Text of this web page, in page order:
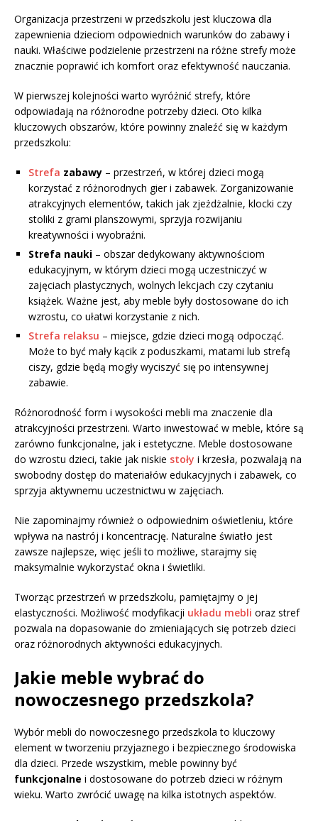
Organizacja przestrzeni w przedszkolu jest kluczowa dla
zapewnienia dzieciom odpowiednich warunków do zabawy i
nauki. Właściwe podzielenie przestrzeni na różne strefy może
znacznie poprawić ich komfort oraz efektywność nauczania.
W pierwszej kolejności warto wyróżnić strefy, które
odpowiadają na różnorodne potrzeby dzieci. Oto kilka
kluczowych obszarów, które powinny znaleźć się w każdym
przedszkolu:
Strefa zabawy – przestrzeń, w której dzieci mogą
korzystać z różnorodnych gier i zabawek. Zorganizowanie
atrakcyjnych elementów, takich jak zjeżdżalnie, klocki czy
stoliki z grami planszowymi, sprzyja rozwijaniu
kreatywności i wyobraźni.
Strefa nauki – obszar dedykowany aktywnościom
edukacyjnym, w którym dzieci mogą uczestniczyć w
zajęciach plastycznych, wolnych lekcjach czy czytaniu
książek. Ważne jest, aby meble były dostosowane do ich
wzrostu, co ułatwi korzystanie z nich.
Strefa relaksu – miejsce, gdzie dzieci mogą odpocząć.
Może to być mały kącik z poduszkami, matami lub strefą
ciszy, gdzie będą mogły wyciszyć się po intensywnej
zabawie.
Różnorodność form i wysokości mebli ma znaczenie dla
atrakcyjności przestrzeni. Warto inwestować w meble, które są
zarówno funkcjonalne, jak i estetyczne. Meble dostosowane
do wzrostu dzieci, takie jak niskie stoły i krzesła, pozwalają na
swobodny dostęp do materiałów edukacyjnych i zabawek, co
sprzyja aktywnemu uczestnictwu w zajęciach.
Nie zapominajmy również o odpowiednim oświetleniu, które
wpływa na nastrój i koncentrację. Naturalne światło jest
zawsze najlepsze, więc jeśli to możliwe, starajmy się
maksymalnie wykorzystać okna i świetliki.
Tworząc przestrzeń w przedszkolu, pamiętajmy o jej
elastyczności. Możliwość modyfikacji układu mebli oraz stref
pozwala na dopasowanie do zmieniających się potrzeb dzieci
oraz różnorodnych aktywności edukacyjnych.
Jakie meble wybrać do
nowoczesnego przedszkola?
Wybór mebli do nowoczesnego przedszkola to kluczowy
element w tworzeniu przyjaznego i bezpiecznego środowiska
dla dzieci. Przede wszystkim, meble powinny być
funkcjonalne i dostosowane do potrzeb dzieci w różnym
wieku. Warto zwrócić uwagę na kilka istotnych aspektów.